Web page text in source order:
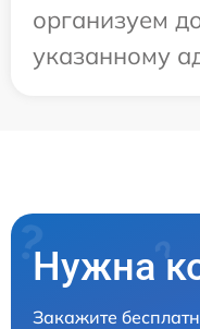
организуем
указанному
Нужна
Закажите